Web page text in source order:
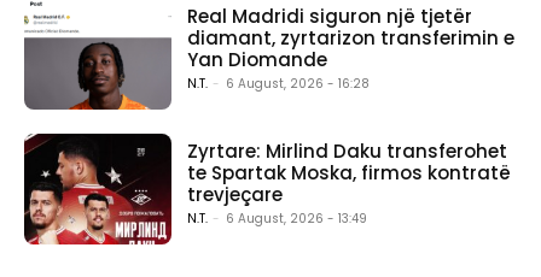
Real Madridi siguron një tjetër
diamant, zyrtarizon transferimin e
Yan Diomande
N.T. - 6 August, 2026 - 16:28
Zyrtare: Mirlind Daku transferohet
te Spartak Moska, firmos kontratë
trevjeçare
N.T. - 6 August, 2026 - 13:49